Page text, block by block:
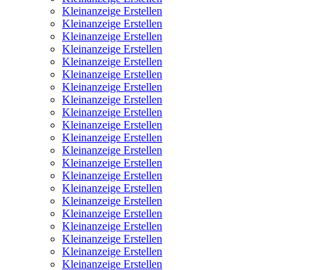
Kleinanzeige Erstellen
Kleinanzeige Erstellen
Kleinanzeige Erstellen
Kleinanzeige Erstellen
Kleinanzeige Erstellen
Kleinanzeige Erstellen
Kleinanzeige Erstellen
Kleinanzeige Erstellen
Kleinanzeige Erstellen
Kleinanzeige Erstellen
Kleinanzeige Erstellen
Kleinanzeige Erstellen
Kleinanzeige Erstellen
Kleinanzeige Erstellen
Kleinanzeige Erstellen
Kleinanzeige Erstellen
Kleinanzeige Erstellen
Kleinanzeige Erstellen
Kleinanzeige Erstellen
Kleinanzeige Erstellen
Kleinanzeige Erstellen